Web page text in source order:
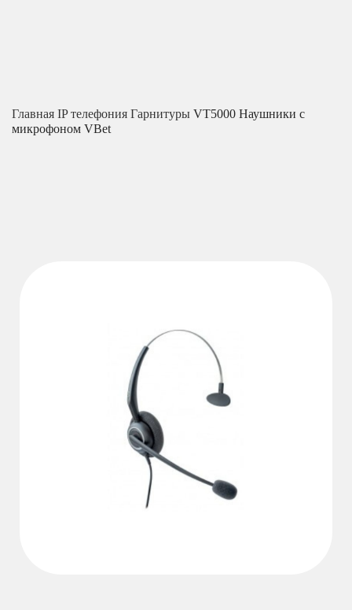
Главная IP телефония Гарнитуры VT5000 Наушники с
микрофоном VBet